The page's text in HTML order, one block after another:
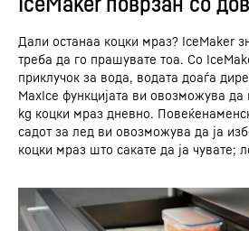
Дали останаа коцки мраз? IceMaker
треба да го прашувате тоа. Со
приклучок за вода, водата доаѓа
MaxIce функцијата ви овозможува да
kg коцки мраз дневно.
садот за лед ви овозможува да ја
коцки мраз што сакате да ја